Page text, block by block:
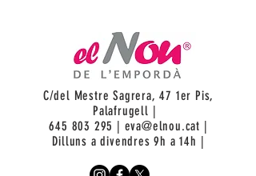
C/del Mestre Sagrera, 47 1er Pis,
Palafrugell |
645 803 295 | eva@elnou.cat |
Dilluns a divendres 9h a 14h |